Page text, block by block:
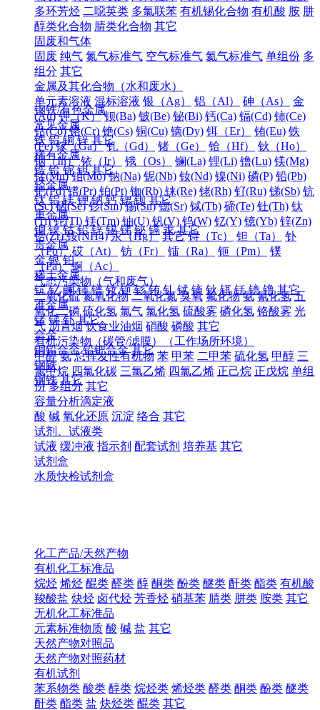
多环芳烃 二噁英类 多氯联苯 有机锡化合物 有机酸 胺 肼
醇类化合物 腈类化合物 其它
固废和气体
固废 纯气 氮气标准气 空气标准气 氦气标准气 单组份 多
组分 其它
金属及其化合物（水和废水）
单元素溶液 混标溶液 银（Ag） 铝（Al） 砷（As）
金
(Au) 钾（K） 钡(Ba) 铍(Be) 铋(Bi) 钙(Ca) 镉(Cd) 铈(Ce)
钴(Co) 铬(Cr) 铯(Cs) 铜(Cu) 镝(Dy) 铒（Er） 铕(Eu) 铁
(Fe) 镓（Ga） 钆（Gd） 锗（Ge） 铪（Hf）
钬（Ho）
铟（In） 铱（Ir） 锇（Os） 镧(La) 锂(Li) 镥(Lu) 镁(Mg)
锰(Mn) 钼(Mo) 钠(Na) 铌(Nb) 钕(Nd) 镍(Ni) 磷(P) 铅(Pb)
钯(Pd) 镨(Pr) 铂(Pt) 铷(Rb) 铼(Re) 铑(Rh) 钌(Ru) 锑(Sb) 钪
(Sc) 硒(Se) 钐(Sm) 锡(Sn) 锶(Sr) 铽(Tb) 碲(Te) 钍(Th) 钛
(Ti) 铊(Tl) 铥(Tm) 铀(U) 钒(V) 钨(W) 钇(Y) 镱(Yb) 锌(Zn)
锆(Zr) 铵(NH4) 汞（Hg） 其它 锝（Tc） 钽（Ta）
钋
（Po） 砹（At） 钫（Fr） 镭（Ra） 钷（Pm）
镤
（Pa） 锕（Ac）
气态污染物（气和废气）
二氧化硫 氮氧化物 二氧化氮 臭氧 氟化物 氨 氰化氢 五
氧化二磷 硫化氢 氯气 氯化氢 硫酸雾 磷化氢 铬酸雾 光
气 沥青烟 饮食业油烟 硝酸 磷酸 其它
有机污染物（碳管/滤膜）（工作场所环境）
甲醛 氨 总挥发性有机物 苯 甲苯 二甲苯 硫化氢 甲醇 三
氯甲烷 四氯化碳 三氯乙烯 四氯乙烯 正己烷 正戊烷 单组
份 多组分 其它
容量分析滴定液
酸 碱 氧化还原 沉淀 络合 其它
试剂、试液类
试液 缓冲液 指示剂 配套试剂 培养基 其它
试剂盒
水质快检试剂盒
钢铁/有色金属
常见金属
铁 铝 铜 锌 其它
稀有金属
锆 铪 铌 钽 其它
轻金属
钛 铝 镁 钾 钠 钙 锶 钡 其它
重金属
铜 镍 钴 铅 锌 锡 锑 铋 镉 汞 其它
贵金属
金 银 铂
稀土金属
钪 钇 镧 铈 镨 钕 钷 钐 铕 钆 铽 镝 钬 铒 铥 镱 镥 其它
准金属
锗 锑 钋 其它
合金
铜铅合金 铅钯合金 其它
钢铁
钢铁 其它
化工产品/天然产物
有机化工标准品
烷烃 烯烃 醌类 醛类 醇 酮类 酚类 醚类 酐类 酯类 有机酸
羧酸盐 炔烃 卤代烃 芳香烃 硝基苯 腈类 肼类 胺类 其它
无机化工标准品
元素标准物质 酸 碱 盐 其它
天然产物对照品
天然产物对照药材
有机试剂
苯系物类 酸类 醇类 烷烃类 烯烃类 醛类 酮类 酚类 醚类
酐类 酯类 盐 炔烃类 醌类 其它